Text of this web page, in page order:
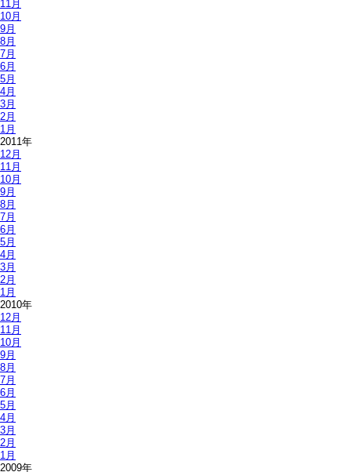
11月
10月
9月
8月
7月
6月
5月
4月
3月
2月
1月
2011年
12月
11月
10月
9月
8月
7月
6月
5月
4月
3月
2月
1月
2010年
12月
11月
10月
9月
8月
7月
6月
5月
4月
3月
2月
1月
2009年